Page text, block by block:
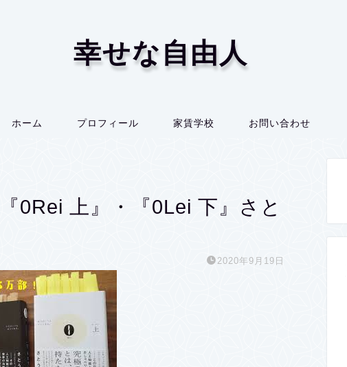
幸せな自由人
ホーム プロフィール 家賃学校 お問い合わせ
0Rei 上』・『0Lei 下』さと
2020年9月19日